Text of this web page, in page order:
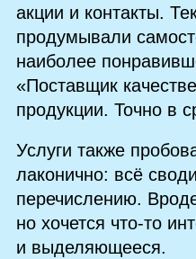
акции и контакты.
продумывали
наиболее
«Поставщик
продукции. Точно в
Услуги также
лаконично: всё
перечислению.
но хочется что‑то
и выделяющееся.